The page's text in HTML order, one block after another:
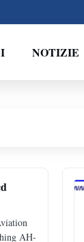
NOTIZIE
AH-